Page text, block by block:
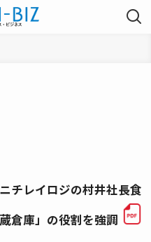
チレイロジの村井社長食
倉庫」の役割を強調